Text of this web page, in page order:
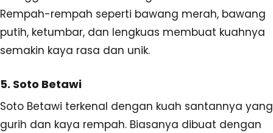
Rempah-rempah seperti bawang merah, bawang
putih, ketumbar, dan lengkuas membuat kuahnya
semakin kaya rasa dan unik.
5. Soto Betawi
Soto Betawi terkenal dengan kuah santannya yang
gurih dan kaya rempah. Biasanya dibuat dengan